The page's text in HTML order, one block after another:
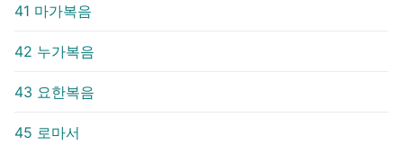
41 마가복음
42 누가복음
43 요한복음
45 로마서